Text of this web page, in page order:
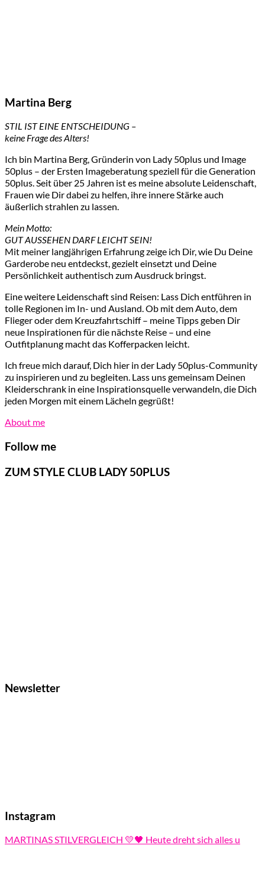
Martina Berg
STIL IST EINE ENTSCHEIDUNG –
keine Frage des Alters!
Ich bin Martina Berg, Gründerin von Lady 50plus und Image
50plus – der Ersten Imageberatung speziell für die Generation
50plus. Seit über 25 Jahren ist es meine absolute Leidenschaft,
Frauen wie Dir dabei zu helfen, ihre innere Stärke auch
äußerlich strahlen zu lassen.
Mein Motto:
GUT AUSSEHEN DARF LEICHT SEIN!
Mit meiner langjährigen Erfahrung zeige ich Dir, wie Du Deine
Garderobe neu entdeckst, gezielt einsetzt und Deine
Persönlichkeit authentisch zum Ausdruck bringst.
Eine weitere Leidenschaft sind Reisen: Lass Dich entführen in
tolle Regionen im In- und Ausland. Ob mit dem Auto, dem
Flieger oder dem Kreuzfahrtschiff – meine Tipps geben Dir
neue Inspirationen für die nächste Reise – und eine
Outfitplanung macht das Kofferpacken leicht.
Ich freue mich darauf, Dich hier in der Lady 50plus-Community
zu inspirieren und zu begleiten. Lass uns gemeinsam Deinen
Kleiderschrank in eine Inspirationsquelle verwandeln, die Dich
jeden Morgen mit einem Lächeln gegrüßt!
About me
Follow me
ZUM STYLE CLUB LADY 50PLUS
Newsletter
Instagram
MARTINAS STILVERGLEICH 💛🖤 Heute dreht sich alles u